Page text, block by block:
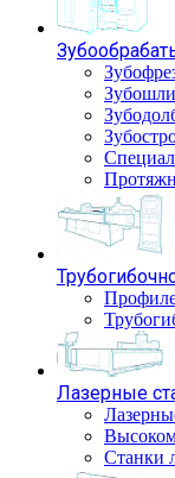
Лазерные
Станки